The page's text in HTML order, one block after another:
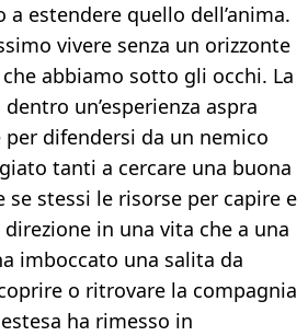
estendere quello dell’anima.
vivere senza un orizzonte
abbiamo sotto gli occhi. La
un’esperienza aspra
difendersi da un nemico
tanti a cercare una buona
stessi le risorse per capire e
in una vita che a una
imboccato una salita da
o ritrovare la compagnia
ha rimesso in